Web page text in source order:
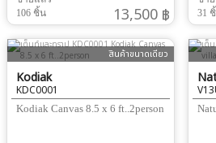
106 ชิ้น
13,500 ฿
31
สินค้าขนาดเดียว
Kodiak
KDC0001
Kodiak Canvas 8.5 x 6 ft..2person